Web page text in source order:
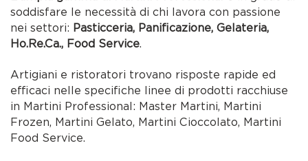
soddisfare le necessità di chi lavora con passione
nei settori: Pasticceria, Panificazione, Gelateria,
Ho.Re.Ca., Food Service.
Artigiani e ristoratori trovano risposte rapide ed
efficaci nelle specifiche linee di prodotti racchiuse
in Martini Professional: Master Martini, Martini
Frozen, Martini Gelato, Martini Cioccolato, Martini
Food Service.